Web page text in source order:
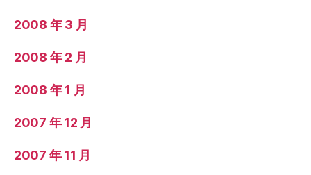
2008 年 3 月
2008 年 2 月
2008 年 1 月
2007 年 12 月
2007 年 11 月